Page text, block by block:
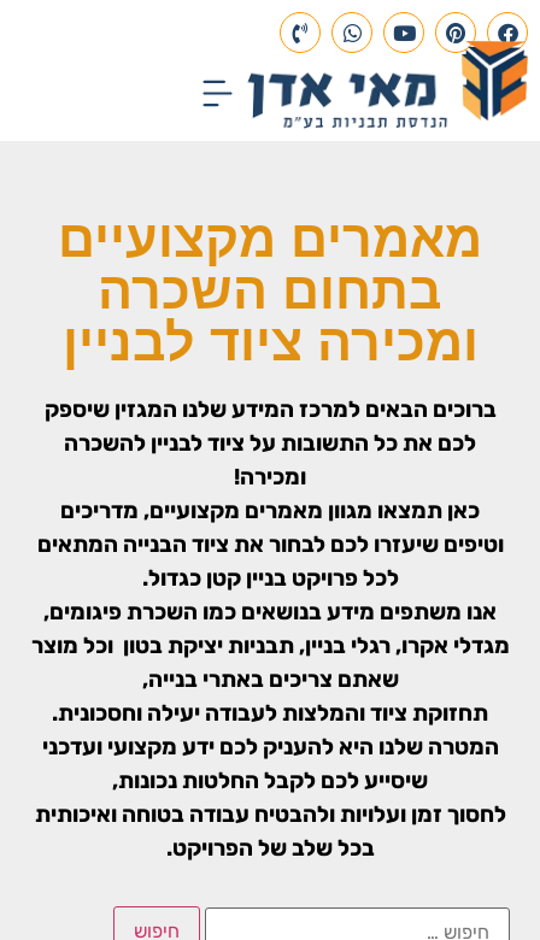
מאמרים מקצועיים
בתחום השכרה
ומכירה ציוד לבניין
ברוכים הבאים למרכז המידע שלנו המגזין שיספק
לכם את כל התשובות על ציוד לבניין להשכרה
ומכירה!
כאן תמצאו מגוון מאמרים מקצועיים, מדריכים
וטיפים שיעזרו לכם לבחור את ציוד הבנייה המתאים
לכל פרויקט בניין קטן כגדול.
אנו משתפים מידע בנושאים כמו השכרת פיגומים,
מגדלי אקרו, רגלי בניין, תבניות יציקת בטון וכל מוצר
שאתם צריכים באתרי בנייה,
תחזוקת ציוד והמלצות לעבודה יעילה וחסכונית.
המטרה שלנו היא להעניק לכם ידע מקצועי ועדכני
שיסייע לכם לקבל החלטות נכונות,
לחסוך זמן ועלויות ולהבטיח עבודה בטוחה ואיכותית
בכל שלב של הפרויקט.